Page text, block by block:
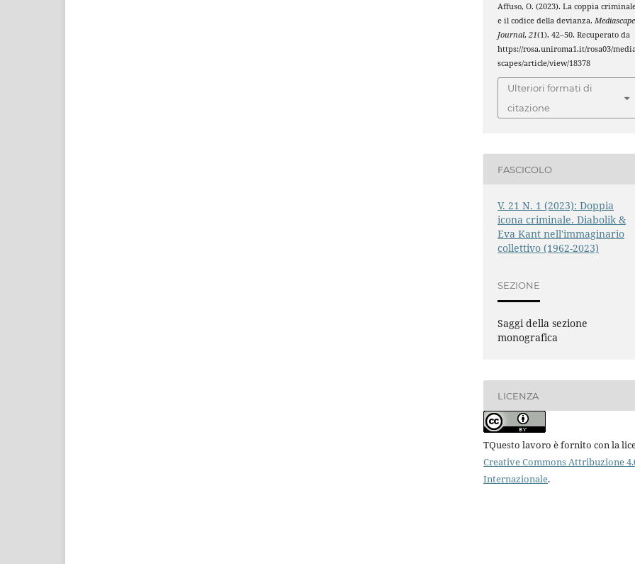
Affuso, O. (2023). La coppia
e il codice della devianza.
Journal,21(1), 42–50. Recuperato da
https://rosa.uniroma1.it/rosa03/media
scapes/article/view/18378
Ulteriori formati di
citazione
FASCICOLO
V. 21 N. 1 (2023): Doppia
icona criminale. Diabolik &
Eva Kant nell'immaginario
collettivo (1962-2023)
SEZIONE
Saggi della sezione
monografica
LICENZA
TQuesto lavoro è fornito con la
Creative Commons Attribuzione
Internazionale.